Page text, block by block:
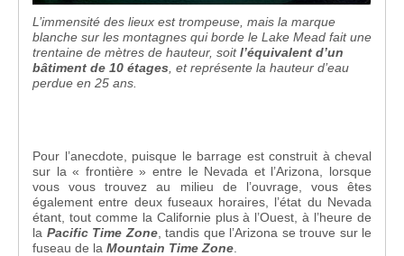
L’immensité des lieux est trompeuse, mais la marque
blanche sur les montagnes qui borde le Lake Mead fait une
trentaine de mètres de hauteur, soitl’équivalent d’un
bâtiment de 10 étages , et représente la hauteur d’eau
perdue en 25 ans.
Pour l’anecdote, puisque le barrage est construit à cheval
sur la « frontière » entre le Nevada et l’Arizona, lorsque
vous vous trouvez au milieu de l’ouvrage, vous êtes
également entre deux fuseaux horaires, l’état du Nevada
étant, tout comme la Californie plus à l’Ouest, à l’heure de
la Pacific Time Zone, tandis que l’Arizona se trouve sur le
fuseau de la Mountain Time Zone